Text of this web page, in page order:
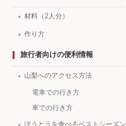
材料（2人分）
作り方
旅行者向けの便利情報
山梨へのアクセス方法
電車での行き方
車での行き方
ほうとうを食べるベストシーズン